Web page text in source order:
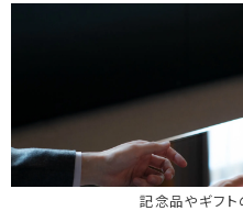
記念品やギフト